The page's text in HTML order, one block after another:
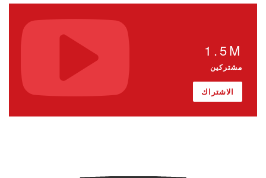
1.5M
مشتركين
الاشتراك